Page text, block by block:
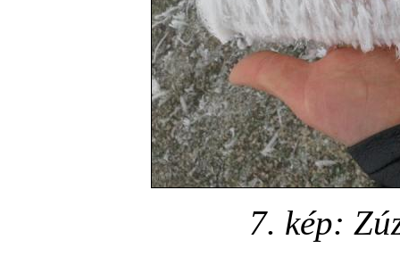
7. kép: